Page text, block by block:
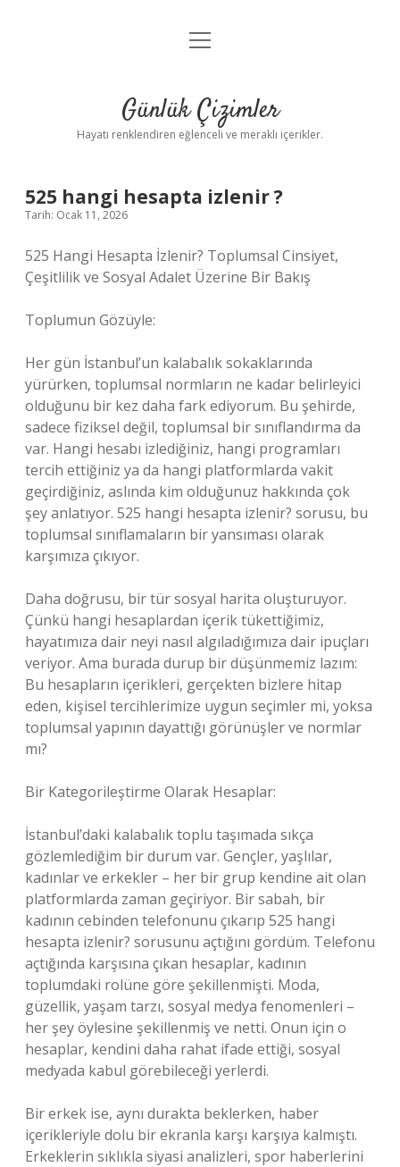
Anasayfa
Yasal Uyarı
menüyü
Günlük Çizimler
Hayatı renklendiren eğlenceli ve meraklı içerikler.
525 hangi hesapta izlenir ?
Tarih: Ocak 11, 2026
525 Hangi Hesapta İzlenir? Toplumsal Cinsiyet,
Çeşitlilik ve Sosyal Adalet Üzerine Bir Bakış
Toplumun Gözüyle:
Her gün İstanbul’un kalabalık sokaklarında
yürürken, toplumsal normların ne kadar belirleyici
olduğunu bir kez daha fark ediyorum. Bu şehirde,
sadece fiziksel değil, toplumsal bir sınıflandırma da
var. Hangi hesabı izlediğiniz, hangi programları
tercih ettiğiniz ya da hangi platformlarda vakit
geçirdiğiniz, aslında kim olduğunuz hakkında çok
şey anlatıyor. 525 hangi hesapta izlenir? sorusu, bu
toplumsal sınıflamaların bir yansıması olarak
karşımıza çıkıyor.
Daha doğrusu, bir tür sosyal harita oluşturuyor.
Çünkü hangi hesaplardan içerik tükettiğimiz,
hayatımıza dair neyi nasıl algıladığımıza dair ipuçları
veriyor. Ama burada durup bir düşünmemiz lazım:
Bu hesapların içerikleri, gerçekten bizlere hitap
eden, kişisel tercihlerimize uygun seçimler mi, yoksa
toplumsal yapının dayattığı görünüşler ve normlar
mı?
Bir Kategorileştirme Olarak Hesaplar:
İstanbul’daki kalabalık toplu taşımada sıkça
gözlemlediğim bir durum var. Gençler, yaşlılar,
kadınlar ve erkekler – her bir grup kendine ait olan
platformlarda zaman geçiriyor. Bir sabah, bir
kadının cebinden telefonunu çıkarıp 525 hangi
hesapta izlenir? sorusunu açtığını gördüm. Telefonu
açtığında karşısına çıkan hesaplar, kadının
toplumdaki rolüne göre şekillenmişti. Moda,
güzellik, yaşam tarzı, sosyal medya fenomenleri –
her şey öylesine şekillenmiş ve netti. Onun için o
hesaplar, kendini daha rahat ifade ettiği, sosyal
medyada kabul görebileceği yerlerdi.
Bir erkek ise, aynı durakta beklerken, haber
içerikleriyle dolu bir ekranla karşı karşıya kalmıştı.
Erkeklerin sıklıkla siyasi analizleri, spor haberlerini